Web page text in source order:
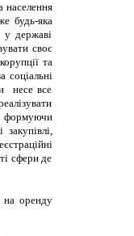
населення
будь-яка
у державі
своє
та
соціальні
несе все
формуючи
сфери де
на оренду